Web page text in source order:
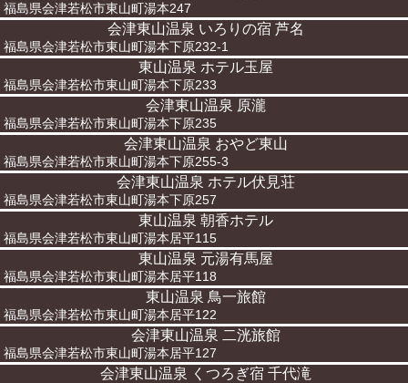
福島県会津若松市東山町湯本247
会津東山温泉 いろりの宿 芦名
福島県会津若松市東山町湯本下原232-1
東山温泉 ホテル玉屋
福島県会津若松市東山町湯本下原233
会津東山温泉 原瀧
福島県会津若松市東山町湯本下原235
会津東山温泉 おやど東山
福島県会津若松市東山町湯本下原255-3
会津東山温泉 ホテル伏見荘
福島県会津若松市東山町湯本下原257
東山温泉 朝香ホテル
福島県会津若松市東山町湯本居平115
東山温泉 元湯有馬屋
福島県会津若松市東山町湯本居平118
東山温泉 鳥一旅館
福島県会津若松市東山町湯本居平122
会津東山温泉 二洸旅館
福島県会津若松市東山町湯本居平127
会津東山温泉 くつろぎ宿 千代滝